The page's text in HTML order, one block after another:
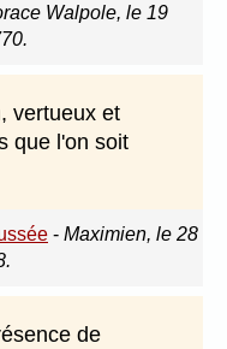
Walpole, le 19
vertueux et
que l'on soit
- Maximien, le 28
de